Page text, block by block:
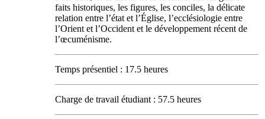
faits historiques, les figures, les conciles, la délicate
relation entre l’état et l’Église, l’ecclésiologie entre
l’Orient et l’Occident et le développement récent de
l’œcuménisme.
Temps présentiel : 17.5 heures
Charge de travail étudiant : 57.5 heures